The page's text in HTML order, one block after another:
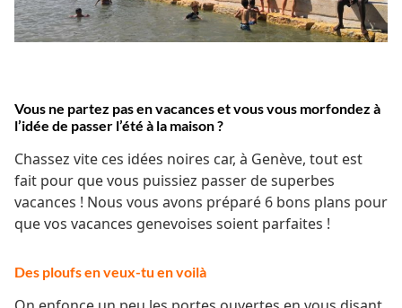
Vous ne partez pas en vacances et vous vous morfondez à
l’idée de passer l’été à la maison ?
Chassez vite ces idées noires car, à Genève, tout est
fait pour que vous puissiez passer de superbes
vacances ! Nous vous avons préparé 6 bons plans pour
que vos vacances genevoises soient parfaites !
Des ploufs en veux-tu en voilà